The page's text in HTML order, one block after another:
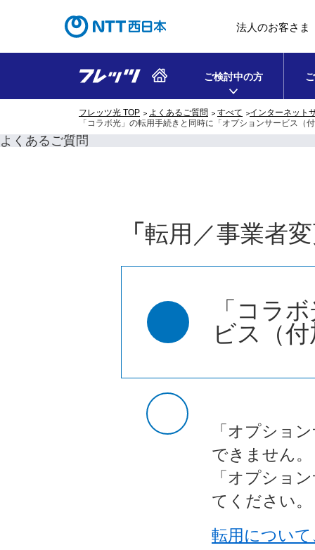
法人のお客さま
ご検討中の方
フレッツ光 TOP よくあるご質問 すべて
インターネット
「コラボ光」の転用手続きと同時に「オプションサービス（
よくあるご質問
「 転用／事業者
「コラ
ビス（
「オプショ
できません。
「オプショ
てください。
転用につい